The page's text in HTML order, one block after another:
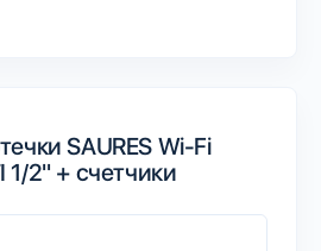
SAURES Wi-Fi
1/2" + счетчики